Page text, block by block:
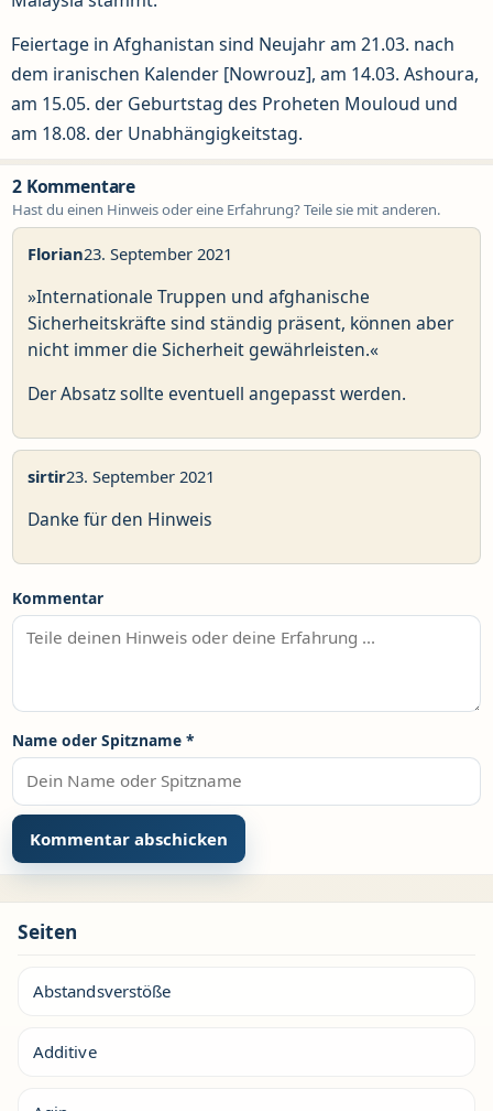
Feiertage in Afghanistan sind Neujahr am 21.03. nach
dem iranischen Kalender [Nowrouz], am 14.03. Ashoura,
am 15.05. der Geburtstag des Proheten Mouloud und
am 18.08. der Unabhängigkeitstag.
2 Kommentare
Hast du einen Hinweis oder eine Erfahrung? Teile sie mit anderen.
Florian23. September 2021
»Internationale Truppen und afghanische
Sicherheitskräfte sind ständig präsent, können aber
nicht immer die Sicherheit gewährleisten.«
Der Absatz sollte eventuell angepasst werden.
sirtir23. September 2021
Danke für den Hinweis
Kommentar
Name oder Spitzname *
Seiten
Abstandsverstöße
Additive